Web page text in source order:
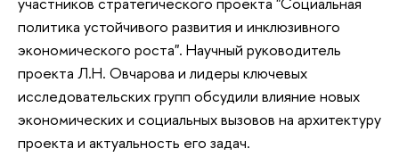
политика устойчивого развития и инклюзивного
экономического роста". Научный руководитель
проекта Л.Н. Овчарова и лидеры ключевых
исследовательских групп обсудили влияние новых
экономических и социальных вызовов на архитектуру
проекта и актуальность его задач.